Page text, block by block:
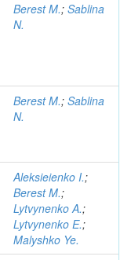
Berest M.; Sablina
N.
Berest M.; Sablina
N.
Aleksieienko I.;
Berest M.;
Lytvynenko A.;
Lytvynenko E.;
Malyshko Ye.